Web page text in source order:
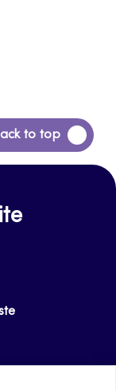
to top
Siirry
takaisin